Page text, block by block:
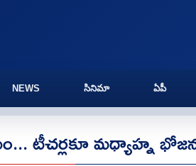
NEWS సినిమా ఏపీ
టీచర్లకూ మధ్యాహ్న